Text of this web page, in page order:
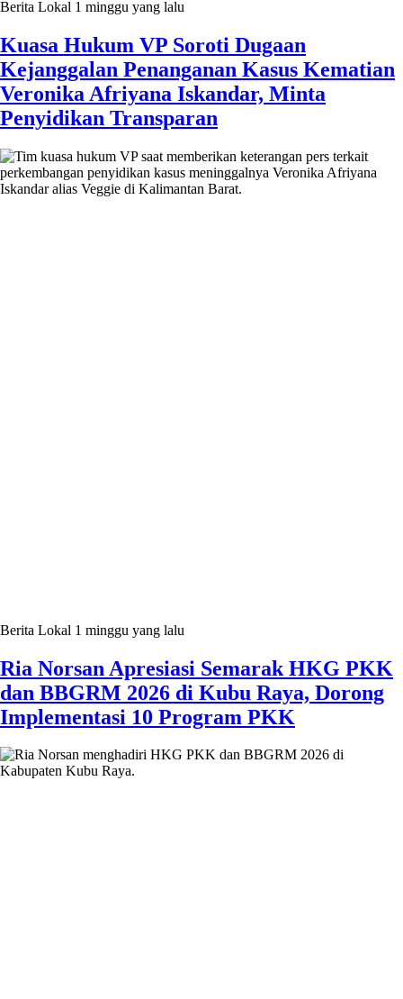
Berita Lokal 1 minggu yang lalu
Kuasa Hukum VP Soroti Dugaan
Kejanggalan Penanganan Kasus Kematian
Veronika Afriyana Iskandar, Minta
Penyidikan Transparan
Berita Lokal 1 minggu yang lalu
Ria Norsan Apresiasi Semarak HKG PKK
dan BBGRM 2026 di Kubu Raya, Dorong
Implementasi 10 Program PKK